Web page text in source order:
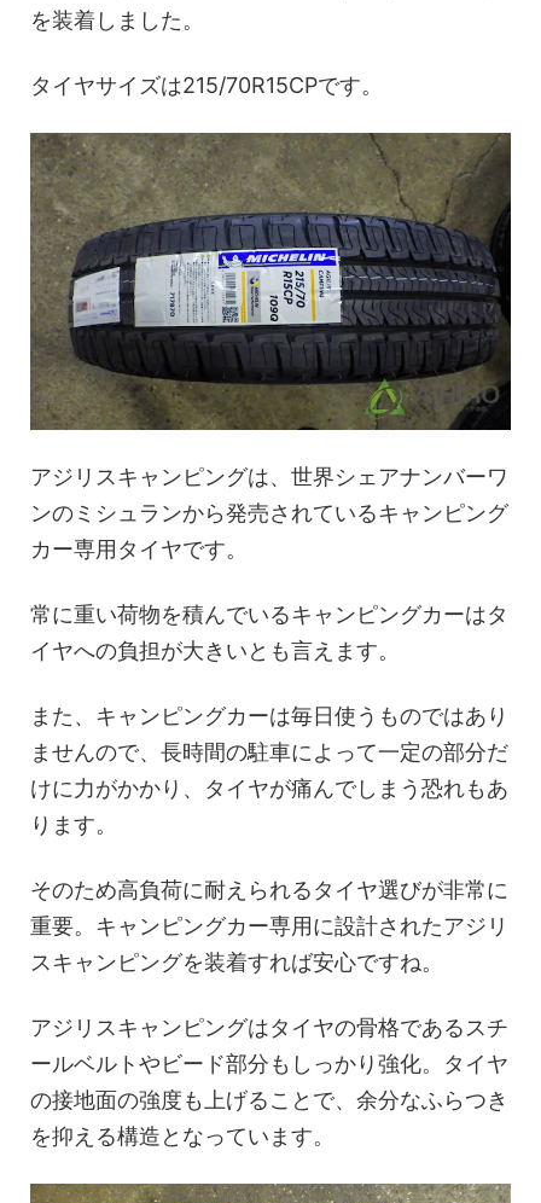
を装着しました。
タイヤサイズは215/70R15CPです。
アジリスキャンピングは、世界シェアナンバーワ
ンのミシュランから発売されているキャンピング
カー専用タイヤです。
常に重い荷物を積んでいるキャンピングカーはタ
イヤへの負担が大きいとも言えます。
また、キャンピングカーは毎日使うものではあり
ませんので、長時間の駐車によって一定の部分だ
けに力がかかり、タイヤが痛んでしまう恐れもあ
ります。
そのため高負荷に耐えられるタイヤ選びが非常に
重要。キャンピングカー専用に設計されたアジリ
スキャンピングを装着すれば安心ですね。
アジリスキャンピングはタイヤの骨格であるスチ
ールベルトやビード部分もしっかり強化。タイヤ
の接地面の強度も上げることで、余分なふらつき
を抑える構造となっています。